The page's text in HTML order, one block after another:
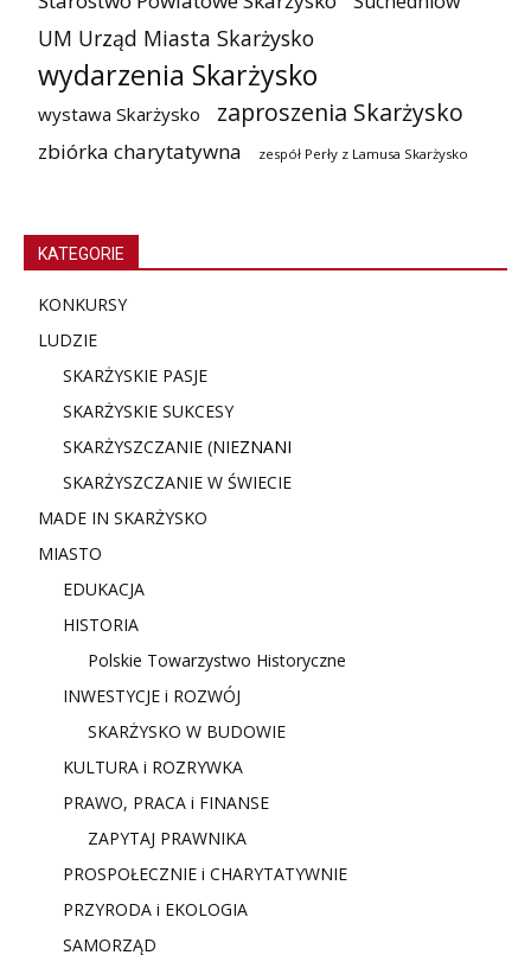
UM Urząd Miasta Skarżysko
wydarzenia Skarżysko
wystawa Skarżysko zaproszenia Skarżysko
zbiórka charytatywna zespół Perły z Lamusa Skarżysko
KATEGORIE
KONKURSY
LUDZIE
SKARŻYSKIE PASJE
SKARŻYSKIE SUKCESY
SKARŻYSZCZANIE (NIEZNANI
SKARŻYSZCZANIE W ŚWIECIE
MADE IN SKARŻYSKO
MIASTO
EDUKACJA
HISTORIA
Polskie Towarzystwo Historyczne
INWESTYCJE i ROZWÓJ
SKARŻYSKO W BUDOWIE
KULTURA i ROZRYWKA
PRAWO, PRACA i FINANSE
ZAPYTAJ PRAWNIKA
PROSPOŁECZNIE i CHARYTATYWNIE
PRZYRODA i EKOLOGIA
SAMORZĄD